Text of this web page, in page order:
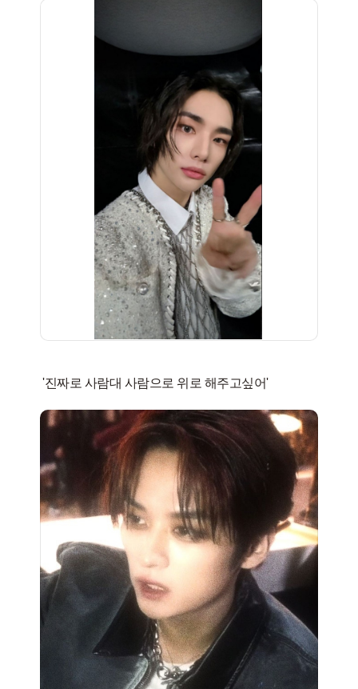
'진짜로 사람대 사람으로 위로 해주고싶어'